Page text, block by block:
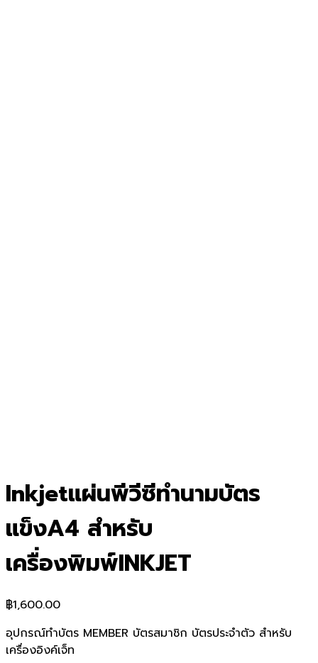
Inkjetแผ่นพีวีซีทำนามบัตร
แข็งA4 สำหรับ
เครื่องพิมพ์INKJET
฿1,600.00
อุปกรณ์ทำบัตร MEMBER บัตรสมาชิก บัตรประจำตัว สำหรับ
เครื่องอิงค์เจ็ท